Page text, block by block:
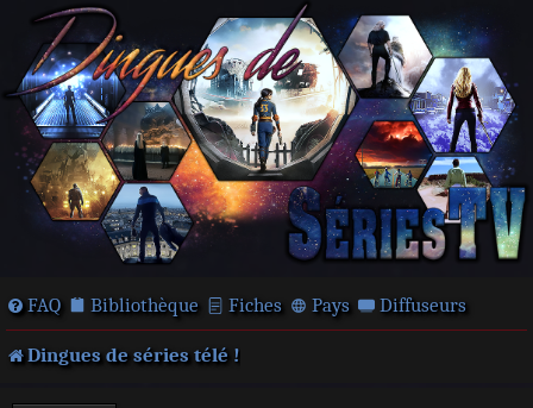
FAQ Bibliothèque Fiches Pays Diffuseurs
Dingues de séries télé !